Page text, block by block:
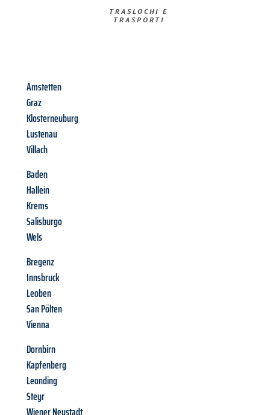
TRASLOCHI E
TRASPORTI​
Amstetten
Graz
Klosterneuburg
Lustenau
Villach
Baden
Hallein
Krems
Salisburgo
Wels
Bregenz
Innsbruck
Leoben
San Pölten
Vienna
Dornbirn
Kapfenberg
Leonding
Steyr